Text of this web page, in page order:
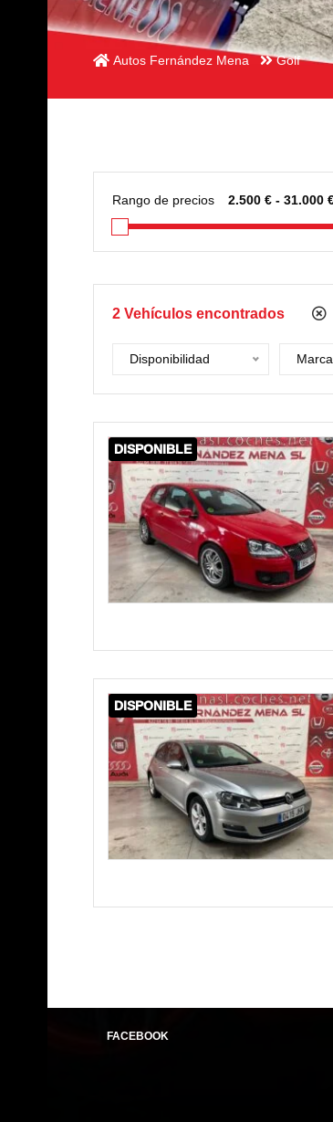
Autos Fernández Mena Golf
Rango de precios
2 Vehículos encontrados
Disponibilidad Marca
DISPONIBLE
DISPONIBLE
FACEBOOK